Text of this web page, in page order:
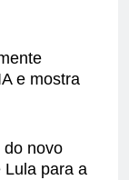
e mostra
do novo
Lula para a